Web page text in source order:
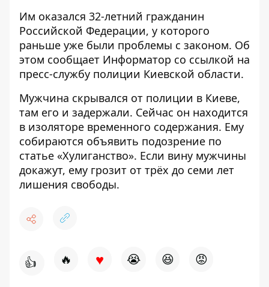
Им оказался 32-летний гражданин
Российской Федерации, у которого
раньше уже были проблемы с законом. Об
этом сообщает Информатор со ссылкой на
пресс-службу полиции Киевской области.
Мужчина скрывался от полиции в Киеве,
там его и задержали. Сейчас он находится
в изоляторе временного содержания. Ему
собираются объявить подозрение по
статье «Хулиганство». Если вину мужчины
докажут, ему грозит от трёх до семи лет
лишения свободы.
👍 🔥 ♥ 😭 😆 😡